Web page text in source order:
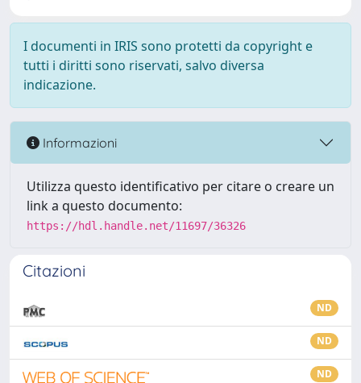
I documenti in IRIS sono protetti da copyright e
tutti i diritti sono riservati, salvo diversa
indicazione.
Informazioni
Utilizza questo identificativo per citare o creare un
link a questo documento:
https://hdl.handle.net/11697/36326
Citazioni
ND
ND
ND